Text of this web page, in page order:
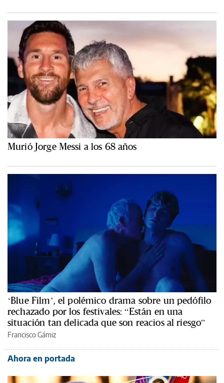
Murió Jorge Messi a los 68 años
‘Blue Film’, el polémico drama sobre un pedófilo
rechazado por los festivales: “Están en una
situación tan delicada que son reacios al riesgo”
Francisco Gámiz
Ahora en portada